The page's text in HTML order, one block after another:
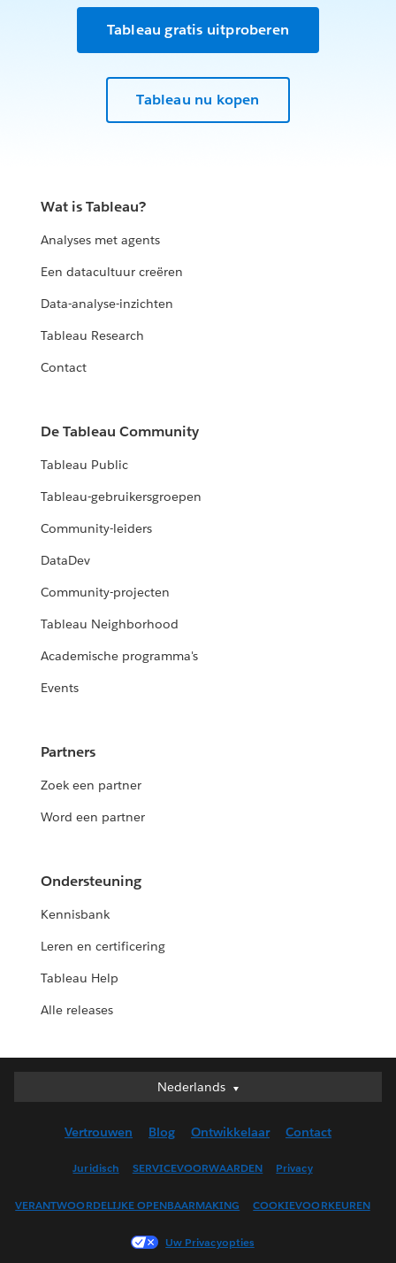
Tableau gratis uitproberen
Tableau nu kopen
Wat is Tableau?
Analyses met agents
Een datacultuur creëren
Data-analyse-inzichten
Tableau Research
Contact
De Tableau Community
Tableau Public
Tableau-gebruikersgroepen
Community-leiders
DataDev
Community-projecten
Tableau Neighborhood
Academische programma's
Events
Partners
Zoek een partner
Word een partner
Ondersteuning
Kennisbank
Leren en certificering
Tableau Help
Alle releases
Nederlands
Nederlands
English (UK)
Français (Canada)
Français (France)
Vertrouwen Blog Ontwikkelaar Contact
Juridisch SERVICEVOORWAARDEN Privacy
VERANTWOORDELIJKE OPENBAARMAKING COOKIEVOORKEUREN
Uw Privacyopties